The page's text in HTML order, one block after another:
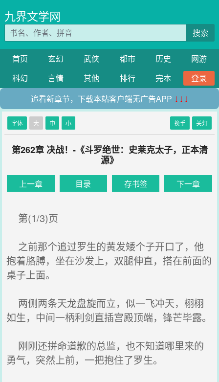
九界文学网
搜索
首页 玄幻 武侠 都市 历史
网游
科幻
言情 其他 排行 完本
登录
追看新章节，下载本站客户端无广告APP ↓↓↓
字体 大 中 小 换手 关灯
第262章 决战！-《斗罗绝世：史莱克太子，正本清
源》
上一章 目录 存书签 下一章
第(1/3)页
之前那个追过罗生的黄发矮个子开口了，他
抱着胳膊，坐在沙发上，双腿伸直，搭在前面的
桌子上面。
两侧两条天龙盘旋而立，似一飞冲天，栩栩
如生，中间一柄利剑直插宫殿顶端，锋芒毕露。
刚刚还拼命道歉的总监，也不知道哪里来的
勇气，突然上前，一把抱住了罗生。